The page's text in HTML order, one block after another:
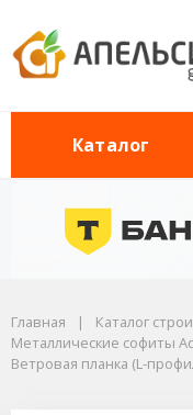
Каталог
Софиты для кровли
Металлические софиты
Софиты Аквасистем сталь
Ветровая планка (L-
Главная Каталог
Металлические софиты
Ветровая планка (L-